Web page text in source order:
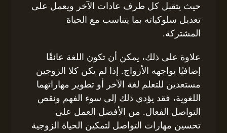
حيث يتقبل كل طرف عادات الآخر ويعمل على
تعديل سلوكياته بما يتناسب مع الحياة
المشتركة.
علاوة على ذلك، يمكن أن تكون اللغة عائقًا
إضافيًا يواجهه الأزواج. إذا لم يكن كلا الزوجين
مستعدين للتعلم لغة الآخر أو تطوير مهاراتهما
اللغوية، فقد يؤدي ذلك إلى سوء الفهم ونقص
التواصل الفعال. من الأفضل العمل على
تحسين مهارات التواصل لتمكين الحياة الزوجية